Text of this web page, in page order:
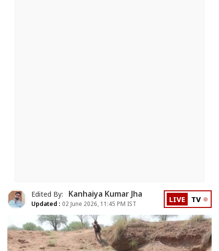
Edited By: Kanhaiya Kumar Jha
Updated : 02 June 2026, 11:45 PM IST LIVE TV